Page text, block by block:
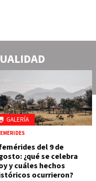
GALERÍA
del 9 de
¿qué se celebra
y cuáles hechos
ocurrieron?